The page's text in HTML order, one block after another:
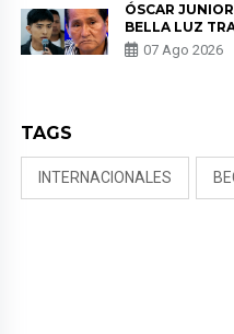
ÓSCAR
BELLA LUZ
PADRE POR
NALDY
07 Ago 2026
TAGS
INTERNACIONALES